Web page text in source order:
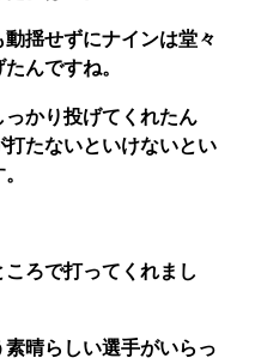
動揺せずにナインは堂々
んですね。
っかり投げてくれたん
たないといけないとい
ころで打ってくれまし
素晴らしい選手がいらっ